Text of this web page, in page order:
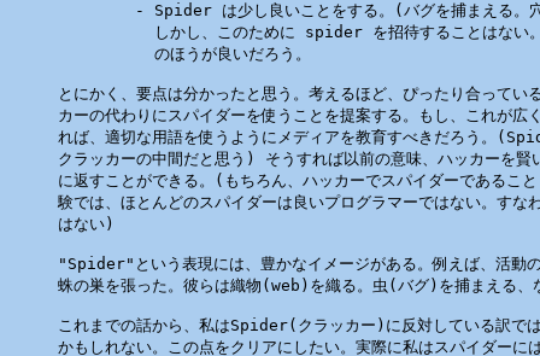
- Spider は少し良いことをする。(バグを捕まえる。
しかし、このために spider を招待することはない
          のほうが良いだろう。
とにかく、要点は分かったと思う。考えるほど、ぴったり合ってい
カーの代わりにスパイダーを使うことを提案する。もし、これが広
れば、適切な用語を使うようにメディアを教育すべきだろう。
クラッカーの中間だと思う) そうすれば以前の意味、ハッカーを賢
に返すことができる。(もちろん、ハッカーでスパイダーであるこ
験では、ほとんどのスパイダーは良いプログラマーではない。すな
はない)
"Spider"という表現には、豊かなイメージがある。例えば、活動
蛛の巣を張った。彼らは織物(web)を織る。虫(バグ)を捕まえる、
これまでの話から、私はSpider(クラッカー)に反対している訳で
かもしれない。この点をクリアにしたい。実際に私はスパイダーに